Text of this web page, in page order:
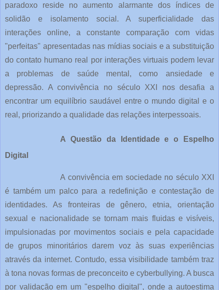
paradoxo reside no aumento alarmante dos índices de
solidão e isolamento social. A superficialidade das
interações online, a constante comparação com vidas
"perfeitas" apresentadas nas mídias sociais e a substituição
do contato humano real por interações virtuais podem levar
a problemas de saúde mental, como ansiedade e
depressão. A convivência no século XXI nos desafia a
encontrar um equilíbrio saudável entre o mundo digital e o
real, priorizando a qualidade das relações interpessoais.
A Questão da Identidade e o Espelho
Digital
A convivência em sociedade no século XXI
é também um palco para a redefinição e contestação de
identidades. As fronteiras de gênero, etnia, orientação
sexual e nacionalidade se tornam mais fluidas e visíveis,
impulsionadas por movimentos sociais e pela capacidade
de grupos minoritários darem voz às suas experiências
através da internet. Contudo, essa visibilidade também traz
à tona novas formas de preconceito e cyberbullying. A busca
por validação em um "espelho digital", onde a autoestima